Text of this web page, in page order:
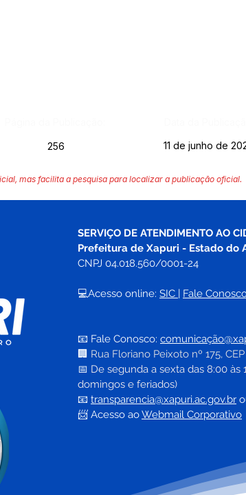
256 11 de junho de
mas facilita a pesquisa para localizar a publicação oficial.
SERVIÇO DE ATENDIMENTO AO
Prefeitura de Xapuri - Estado do
CNPJ 04.018.560/0001-24
💻Acesso online: SIC | Fale
📧 Fale Conosco:
🏢 Rua Floriano Peixoto nº 175,
📅 De segunda a sexta das 8:00 às
domingos e feriados)
📧 transparencia@xapuri.ac.gov.br
📨 Acesso ao Webmail Corporativo